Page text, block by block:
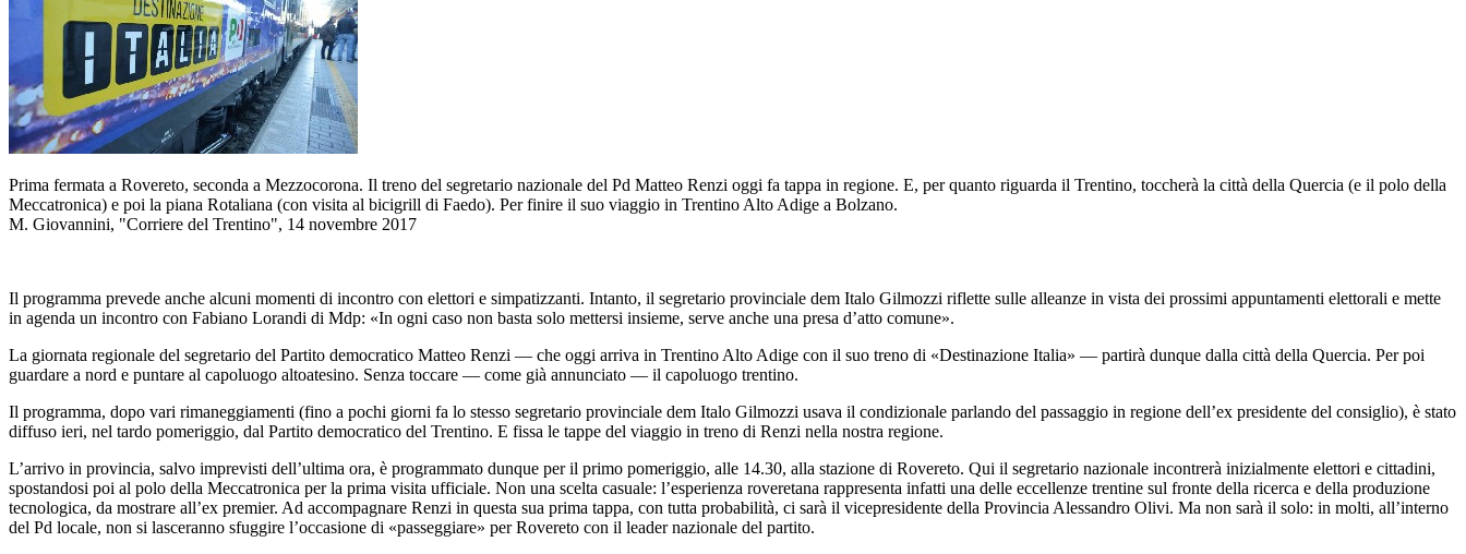
Prima fermata a Rovereto, seconda a Mezzocorona. Il treno del segretario nazionale del Pd Matteo Renzi oggi fa tappa in regione. E, per quanto riguarda il Trentino, toccherà la città della Quercia (e il polo della
Meccatronica) e poi la piana Rotaliana (con visita al bicigrill di Faedo). Per finire il suo viaggio in Trentino Alto Adige a Bolzano.
M. Giovannini, "Corriere del Trentino", 14 novembre 2017
Il programma prevede anche alcuni momenti di incontro con elettori e simpatizzanti. Intanto, il segretario provinciale dem Italo Gilmozzi riflette sulle alleanze in vista dei prossimi appuntamenti elettorali e mette
in agenda un incontro con Fabiano Lorandi di Mdp: «In ogni caso non basta solo mettersi insieme, serve anche una presa d’atto comune».
La giornata regionale del segretario del Partito democratico Matteo Renzi — che oggi arriva in Trentino Alto Adige con il suo treno di «Destinazione Italia» — partirà dunque dalla città della Quercia. Per poi
guardare a nord e puntare al capoluogo altoatesino. Senza toccare — come già annunciato — il capoluogo trentino.
Il programma, dopo vari rimaneggiamenti (fino a pochi giorni fa lo stesso segretario provinciale dem Italo Gilmozzi usava il condizionale parlando del passaggio in regione dell’ex presidente del consiglio), è stato
diffuso ieri, nel tardo pomeriggio, dal Partito democratico del Trentino. E fissa le tappe del viaggio in treno di Renzi nella nostra regione.
L’arrivo in provincia, salvo imprevisti dell’ultima ora, è programmato dunque per il primo pomeriggio, alle 14.30, alla stazione di Rovereto. Qui il segretario nazionale incontrerà inizialmente elettori e cittadini,
spostandosi poi al polo della Meccatronica per la prima visita ufficiale. Non una scelta casuale: l’esperienza roveretana rappresenta infatti una delle eccellenze trentine sul fronte della ricerca e della produzione
tecnologica, da mostrare all’ex premier. Ad accompagnare Renzi in questa sua prima tappa, con tutta probabilità, ci sarà il vicepresidente della Provincia Alessandro Olivi. Ma non sarà il solo: in molti, all’interno
del Pd locale, non si lasceranno sfuggire l’occasione di «passeggiare» per Rovereto con il leader nazionale del partito.